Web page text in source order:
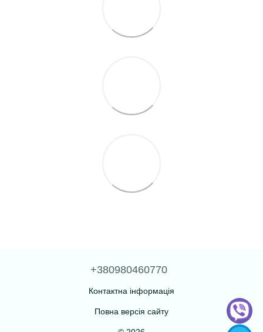
+380980460770
Контактна інформація
Повна версія сайту